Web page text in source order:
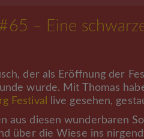
– Eine
der als Eröffnung der
wurde. Mit Thomas
Festival
live gesehen,
aus diesen wunderbaren
über die Wiese ins